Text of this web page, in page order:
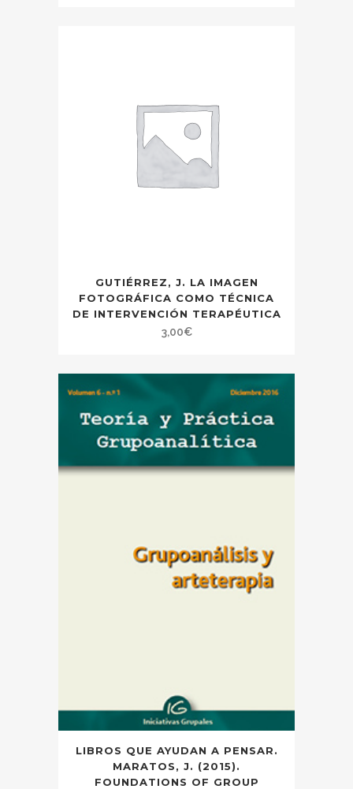
GUTIÉRREZ, J. LA IMAGEN
FOTOGRÁFICA COMO TÉCNICA
DE INTERVENCIÓN TERAPÉUTICA
3,00€
LIBROS QUE AYUDAN A PENSAR.
MARATOS, J. (2015).
FOUNDATIONS OF GROUP